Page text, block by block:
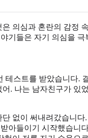
의심과 혼란의 감정
기들은 자기 의심을
스트를 받았습니다.
. 나는 남자친구가 있
없이 써내려갔습니
아들이기 시작했습